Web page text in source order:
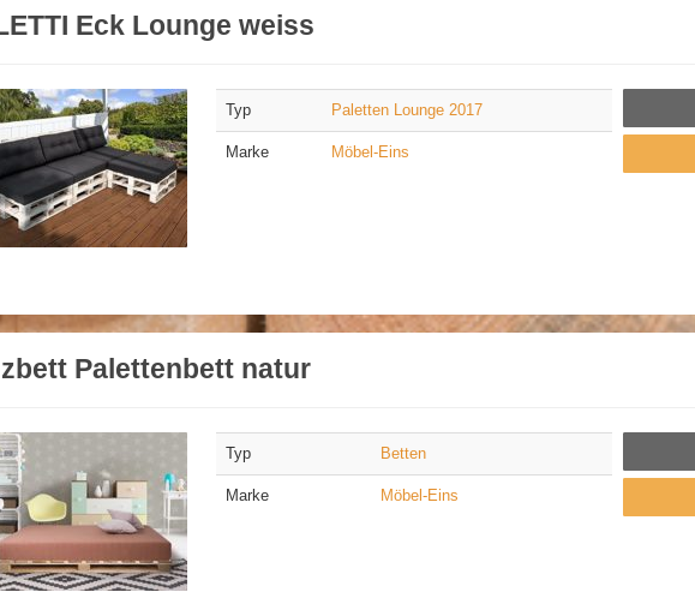
Eck Lounge weiss
Typ Paletten Lounge 2017
Marke Möbel-Eins
Palettenbett natur
Typ Betten
Marke Möbel-Eins